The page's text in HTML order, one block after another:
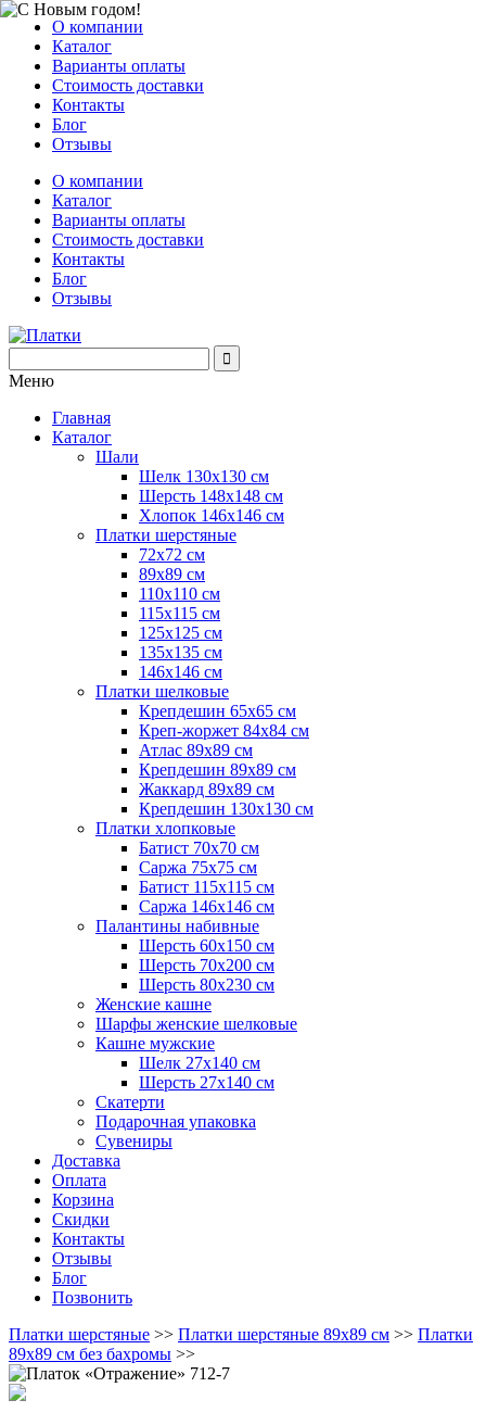
О компании
Каталог
Варианты оплаты
Стоимость доставки
Контакты
Блог
Отзывы
О компании
Каталог
Варианты оплаты
Стоимость доставки
Контакты
Блог
Отзывы
Меню
Главная
Каталог
Шали
Шелк 130х130 см
Шерсть 148х148 см
Хлопок 146х146 см
Платки шерстяные
72х72 см
89х89 см
110х110 см
115х115 см
125х125 см
135х135 см
146х146 см
Платки шелковые
Крепдешин 65х65 см
Креп-жоржет 84х84 см
Атлас 89х89 см
Крепдешин 89х89 см
Жаккард 89х89 см
Крепдешин 130х130 см
Платки хлопковые
Батист 70х70 см
Саржа 75х75 см
Батист 115х115 см
Саржа 146х146 см
Палантины набивные
Шерсть 60х150 см
Шерсть 70х200 см
Шерсть 80х230 см
Женские кашне
Шарфы женские шелковые
Кашне мужские
Шелк 27х140 см
Шерсть 27х140 см
Скатерти
Подарочная упаковка
Сувениры
Доставка
Оплата
Корзина
Скидки
Контакты
Отзывы
Блог
Позвонить
Платки шерстяные >> Платки шерстяные 89х89 см >> Платки
89х89 см без бахромы >>